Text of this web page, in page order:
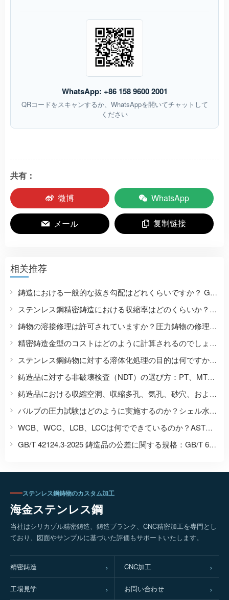
WhatsApp: +86 158 9600 2001
QRコードをスキャンするか、WhatsAppを開いてチャットして
ください
共有：
微博
WhatsApp
メール 复制链接
相关推荐
鋳造における一般的な抜き勾配はどれくらいですか？ GB/T 42124.3-2025 インベストメント鋳造の抜き勾配表
ステンレス鋼精密鋳造における収縮率はどのくらいか？金型収縮および寸法補正の方法。
鋳物の溶接修理は許可されていますか？圧力鋳物の修理、熱処理、検査に関する要件。
精密鋳造金型のコストはどのように計算されるのでしょうか？これには、金型製作、試作、金型寿命、および量産コストが含まれます。
ステンレス鋼鋳物に対する溶体化処理の目的は何ですか？304、316L、2205ステンレス鋼の熱処理の違いは何ですか？
鋳造品に対する非破壊検査（NDT）の選び方：PT、MT、UT、RT：適用範囲と合否判定基準。
鋳造品における収縮空洞、収縮多孔、気孔、砂穴、および亀裂をどのように区別すればよいか？
バルブの圧力試験はどのように実施するのか？シェル水圧、気密シール、および漏れに関する規格。
WCB、WCC、LCB、LCCは何でできているのか？ASTM、GB、EN、JIS規格の鋳鋼等級コードを比較します。
GB/T 42124.3-2025 鋳造品の公差に関する規格：GB/T 6414-2017 を置き換える
ステンレス鋼鋳物のカスタム加工
海金ステンレス鋼
当社はシリカゾル精密鋳造、鋳造ブランク、CNC精密加工を専門とし
ており、図面やサンプルに基づいた評価もサポートいたします。
精密鋳造 CNC加工
工場見学 お問い合わせ